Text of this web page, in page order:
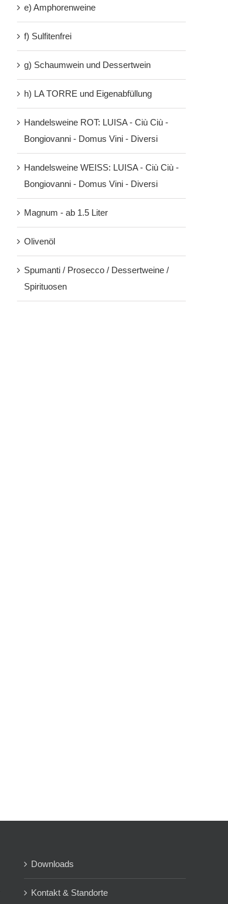
e) Amphorenweine
f) Sulfitenfrei
g) Schaumwein und Dessertwein
h) LA TORRE und Eigenabfüllung
Handelsweine ROT: LUISA - Ciù Ciù -
Bongiovanni - Domus Vini - Diversi
Handelsweine WEISS: LUISA - Ciù Ciù -
Bongiovanni - Domus Vini - Diversi
Magnum - ab 1.5 Liter
Olivenöl
Spumanti / Prosecco / Dessertweine /
Spirituosen
Downloads
Kontakt & Standorte